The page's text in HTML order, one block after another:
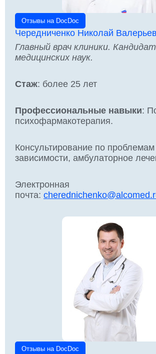
Отзывы на DocDoc
Чередниченко Николай
Главный врач клиники. Кандидат
медицинских наук.
Стаж: более 25 лет
Профессиональные навыки:
психофармакотерапия.
Консультирование по проблемам
зависимости, амбулаторное
Электронная
почта:
Отзывы на DocDoc